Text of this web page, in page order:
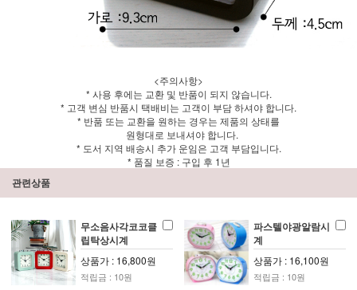
<주의사항>
* 사용 후에는 교환 및 반품이 되지 않습니다.
* 고객 변심 반품시 택배비는 고객이 부담 하셔야 합니다.
* 반품 또는 교환을 원하는 경우는 제품의 상태를
원형대로 보내셔야 합니다.
* 도서 지역 배송시 추가 운임은 고객 부담입니다.
* 품질 보증 : 구입 후 1년
관련상품
무소음사각코코클
립탁상시계
상품가 : 16,800원
적립금 : 10원
파스텔야광알람시
계
상품가 : 16,100원
적립금 : 10원